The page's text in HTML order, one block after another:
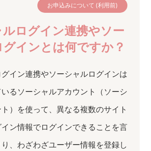
お申込みについて (利用前)
ルログイン連携やソー
インとは何ですか？
イン連携やソーシャルログインは
るソーシャルアカウント（ソーシ
）を使って、異なる複数のサイト
ン情報でログインできることを言
、わざわざユーザー情報を登録し